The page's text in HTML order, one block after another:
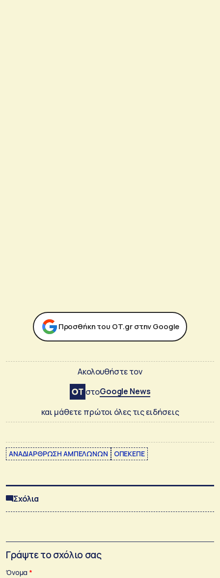
Προσθήκη του ΟΤ.gr στην Google
Ακολουθήστε τον
στοGoogle News
και μάθετε πρώτοι όλες τις ειδήσεις
ΑΝΑΔΙΑΡΘΡΩΣΗ ΑΜΠΕΛΩΝΩΝ ΟΠΕΚΕΠΕ
Σχόλια
Γράψτε το σχόλιο σας
Όνομα